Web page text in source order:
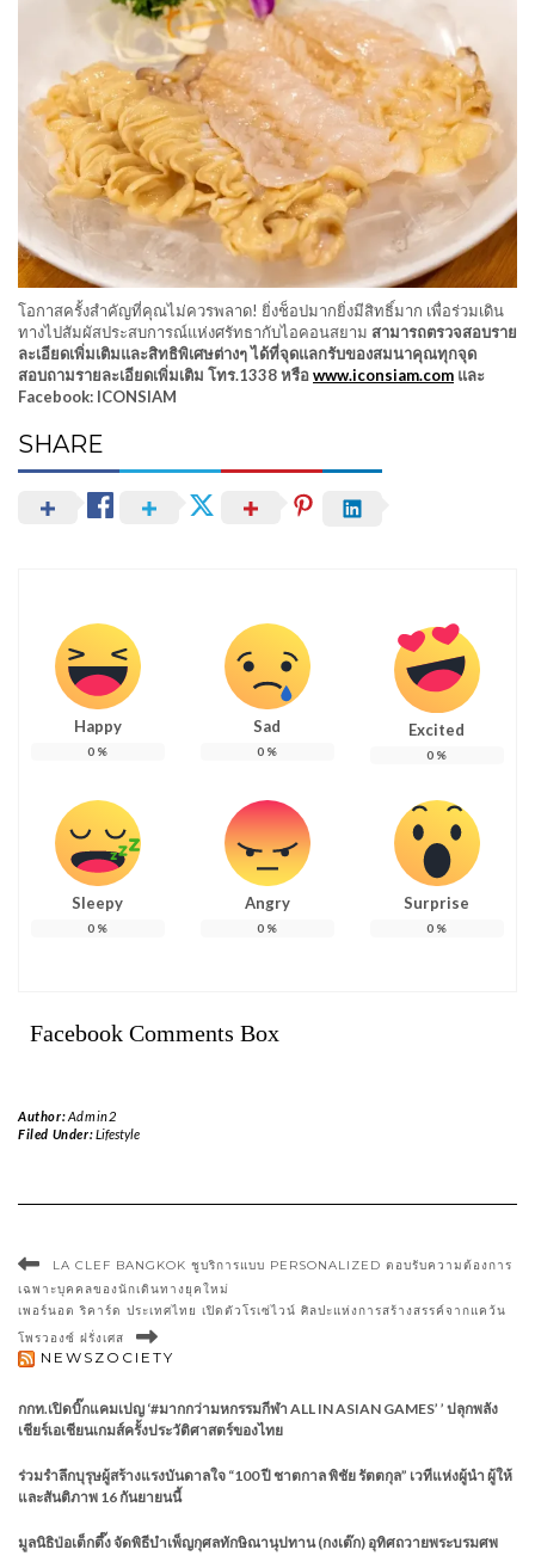
โอกาสครั้งสำคัญที่คุณไม่ควรพลาด! ยิ่งช็อปมากยิ่งมีสิทธิ์มาก เพื่อร่วมเดิน
ทางไปสัมผัสประสบการณ์แห่งศรัทธากับไอคอนสยาม สามารถตรวจสอบราย
ละเอียดเพิ่มเติมและสิทธิพิเศษต่างๆ ได้ที่จุดแลกรับของสมนาคุณทุกจุด
สอบถามรายละเอียดเพิ่มเติม โทร.1338 หรือwww.iconsiam.com และ
Facebook: ICONSIAM
SHARE
Happy
0 %
Sad
0 %
Excited
0 %
Sleepy
0 %
Angry
0 %
Surprise
0 %
Facebook Comments Box
Author:Admin2
Filed Under:Lifestyle
LA CLEF BANGKOK ชูบริการแบบ PERSONALIZED ตอบรับความต้องการ
เฉพาะบุคคลของนักเดินทางยุคใหม่
เพอร์นอต ริคาร์ด ประเทศไทย เปิดตัวโรเซ่ไวน์ ศิลปะแห่งการสร้างสรรค์จากแคว้น
โพรวองซ์ ฝรั่งเศส
NEWSZOCIETY
กกท.เปิดบิ๊กแคมเปญ ‘#มากกว่ามหกรรมกีฬา ALL IN ASIAN GAMES’ ’ ปลุกพลัง
เชียร์เอเชียนเกมส์ครั้งประวัติศาสตร์ของไทย
ร่วมรำลึกบุรุษผู้สร้างแรงบันดาลใจ “100 ปี ชาตกาล พิชัย รัตตกุล” เวทีแห่งผู้นำ ผู้ให้
และสันติภาพ 16 กันยายนนี้
มูลนิธิป่อเต็กตึ๊ง จัดพิธีบำเพ็ญกุศลทักษิณานุปทาน (กงเต๊ก) อุทิศถวายพระบรมศพ